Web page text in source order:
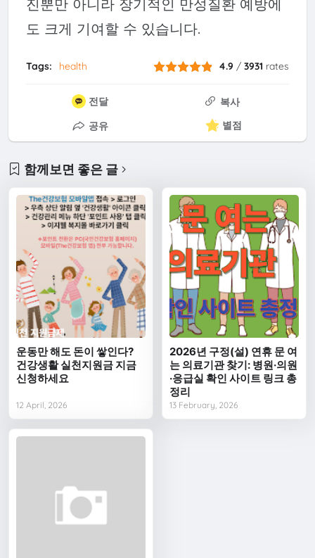
진뿐만 아니라 장기적인 만성질환 예방에
도 크게 기여할 수 있습니다.
Tags: health 4.9 /3931 rates
전달
복사
공유
별점
함께보면 좋은 글
운동만 해도 돈이 쌓인다?
건강생활 실천지원금 지금
신청하세요
12 April, 2026
2026년 구정(설) 연휴 문 여
는 의료기관 찾기: 병원·의원
·응급실 확인 사이트 링크 총
정리
13 February, 2026